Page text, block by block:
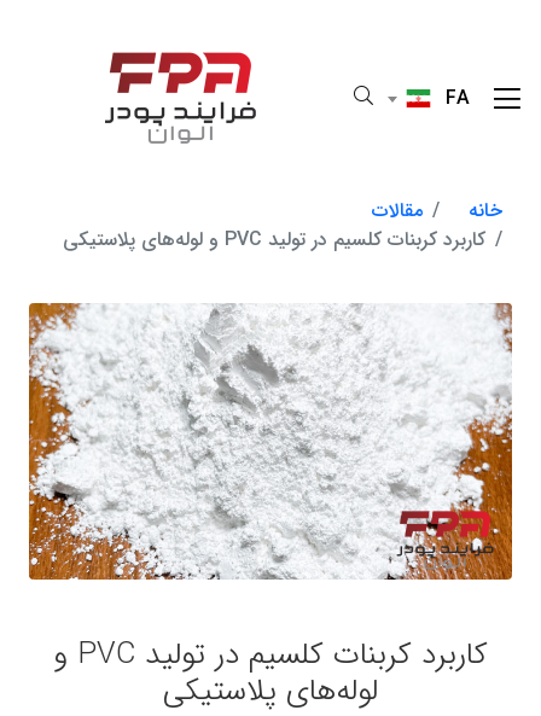
FA
خانه
مقالات
کاربرد کربنات کلسیم در تولید PVC و لوله‌های پلاستیکی
کاربرد کربنات کلسیم در تولید PVC و
لوله‌های پلاستیکی